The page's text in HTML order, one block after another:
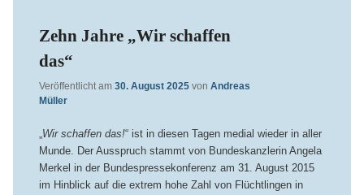
Zehn Jahre „Wir schaffen
das“
Veröffentlicht am 30. August 2025 von Andreas
Müller
„Wir schaffen das!“ ist in diesen Tagen medial wieder in aller
Munde. Der Ausspruch stammt von Bundeskanzlerin Angela
Merkel in der Bundespressekonferenz am 31. August 2015
im Hinblick auf die extrem hohe Zahl von Flüchtlingen in